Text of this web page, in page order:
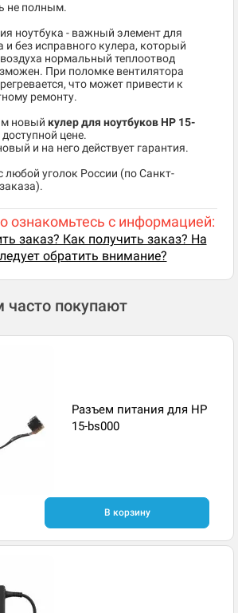
не полным.
ноутбука - важный элемент для
и без исправного кулера, который
нормальный теплоотвод
При поломке вентилятора
что может привести к
ремонту.
новый кулер для ноутбуков HP 15-
доступной цене.
и на него действует гарантия.
любой уголок России (по Санкт-
ознакомьтесь с информацией:
заказ? Как получить заказ? На
обратить внимание?
часто покупают
Разъем питания для HP
15-bs000
В корзину